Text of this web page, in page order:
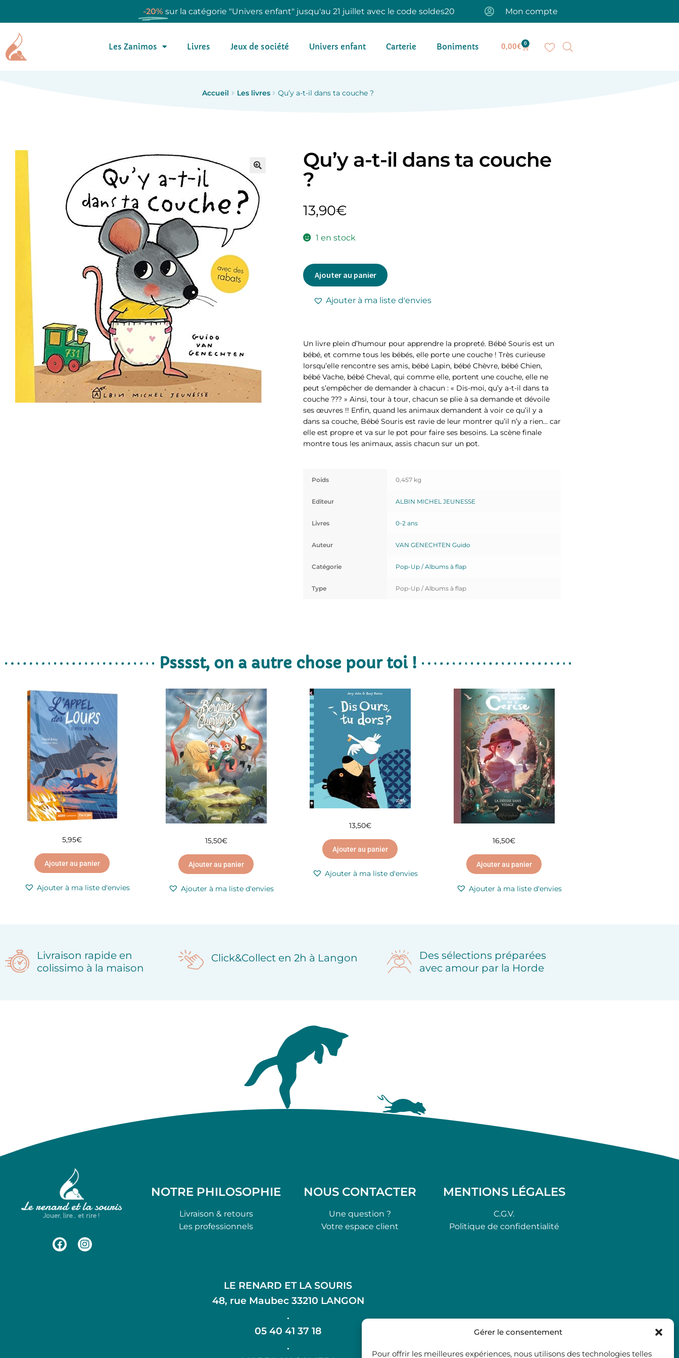
Gérer le consentement
Pour offrir les meilleures expériences, nous utilisons des technologies telles
-20% sur la catégorie "Univers enfant" jusqu'au 21 juillet avec le code soldes20 Mon compte
Les Zanimos Livres Jeux de société Univers enfant Carterie Boniments 0,00€ 0
Accueil Les livres Qu’y a-t-il dans ta couche ?
Qu’y a-t-il dans ta couche
?
13,90€
1 en stock
Ajouter au panier
Ajouter à ma liste d'envies
Un livre plein d’humour pour apprendre la propreté. Bébé Souris est un
bébé, et comme tous les bébés, elle porte une couche ! Très curieuse
lorsqu’elle rencontre ses amis, bébé Lapin, bébé Chèvre, bébé Chien,
bébé Vache, bébé Cheval, qui comme elle, portent une couche, elle ne
peut s’empêcher de demander à chacun : « Dis-moi, qu’y a-t-il dans ta
couche ??? » Ainsi, tour à tour, chacun se plie à sa demande et dévoile
ses œuvres !! Enfin, quand les animaux demandent à voir ce qu’il y a
dans sa couche, Bébé Souris est ravie de leur montrer qu’il n’y a rien… car
elle est propre et va sur le pot pour faire ses besoins. La scène finale
montre tous les animaux, assis chacun sur un pot.
Poids 0,457 kg
Editeur ALBIN MICHEL JEUNESSE
Livres 0-2 ans
Auteur VAN GENECHTEN Guido
Catégorie Pop-Up / Albums à flap
Type Pop-Up / Albums à flap
Psssst, on a autre chose pour toi !
5,95€
Ajouter au panier
Ajouter à ma liste d'envies
15,50€
Ajouter au panier
Ajouter à ma liste d'envies
13,50€
Ajouter au panier
Ajouter à ma liste d'envies
16,50€
Ajouter au panier
Ajouter à ma liste d'envies
Livraison rapide en
colissimo à la maison
Click&Collect en 2h à Langon
Des sélections préparées
avec amour par la Horde
NOTRE PHILOSOPHIE
Livraison & retours
Les professionnels
NOUS CONTACTER
Une question ?
Votre espace client
MENTIONS LÉGALES
C.G.V.
Politique de confidentialité
LE RENARD ET LA SOURIS
48, rue Maubec 33210 LANGON
.
05 40 41 37 18
.